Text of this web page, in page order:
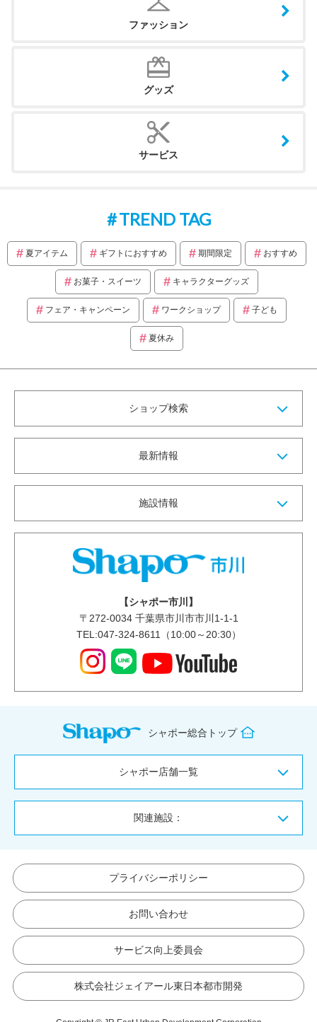
ファッション
グッズ
サービス
TREND TAG
夏アイテム ギフトにおすすめ 期間限定 おすすめ
お菓子・スイーツ キャラクターグッズ
フェア・キャンペーン ワークショップ 子ども
夏休み
ショップ検索
最新情報
施設情報
【シャポー市川】
〒 272-0034千葉県市川市市川1-1-1
TEL:047-324-8611（10:00～20:30）
シャポー総合トップ
シャポー店舗一覧
関連施設：
プライバシーポリシー
お問い合わせ
サービス向上委員会
株式会社ジェイアール東日本都市開発